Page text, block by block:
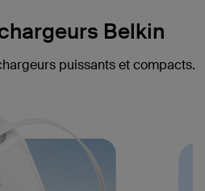
Belkin
puissants et compacts.